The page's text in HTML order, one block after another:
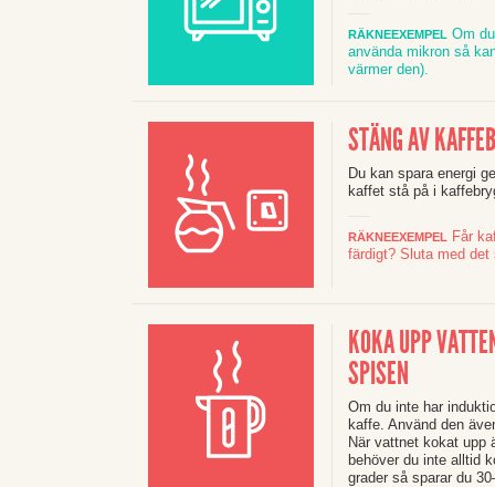
RÄKNEEXEMPELOm du
använda mikron så
värmer den).
STÄNG AV
Du kan spara energi
kaffet stå på i
RÄKNEEXEMPELFår
färdigt? Sluta med det
KOKA UPP
SPISEN
Om du inte har
kaffe. Använd den
När vattnet kokat upp
behöver du inte alltid
grader så sparar du